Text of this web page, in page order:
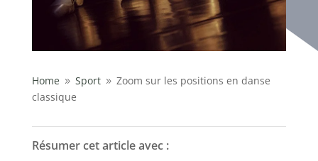
Home 9 Sport 9 Zoom sur les positions en danse
classique
Résumer cet article avec :